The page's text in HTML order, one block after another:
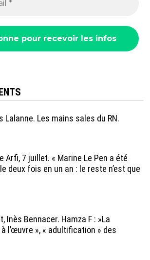
Lalanne. Les mains sales du RN.
Arfi, 7 juillet. « Marine Le Pen a été
deux fois en un an : le reste n’est que
Inès Bennacer. Hamza F : »La
l’œuvre », « adultification » des